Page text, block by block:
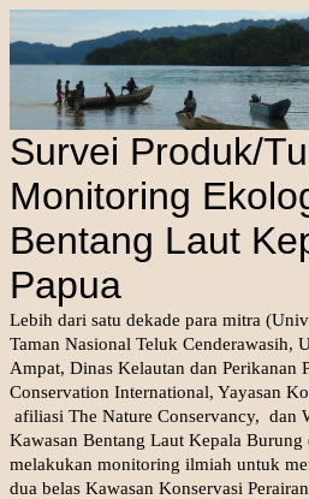
Survei Produk/
Monitoring
Bentang Laut
Papua
Lebih dari satu dekade para mitra
Taman Nasional Teluk Cenderawasih,
Ampat, Dinas Kelautan dan Perikanan
Conservation International, Yayasan
afiliasi The Nature Conservancy, dan
Kawasan Bentang Laut Kepala
melakukan monitoring ilmiah untuk
dua belas Kawasan Konservasi